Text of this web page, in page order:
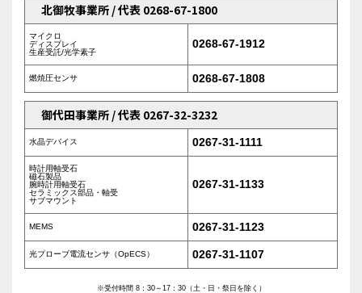
北御牧事業所 / 代表 0268-67-1800
マイクロ
ディスプレイ
生産受託/光学素子
0268-67-1912
燃焼圧センサ 0268-67-1808
御代田事業所 / 代表 0267-32-3232
水晶デバイス 0267-31-1111
時計用軸受石
磁石製品
腕時計用軸受石
セラミックス部品・軸受
サブマウント
0267-31-1133
MEMS 0267-31-1123
光プローブ電流センサ（OpECS） 0267-31-1107
※受付時間 8：30～17：30（土・日・祭日を除く）